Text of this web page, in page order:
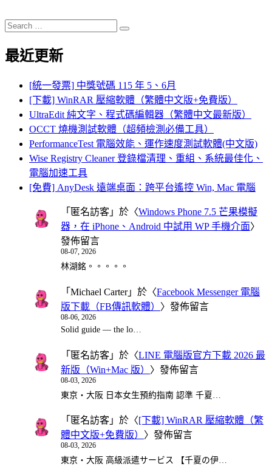
Search
for:
Search
最近更新
[統一發票] 中獎號碼 115 年 5、6月
[下載] WinRAR 壓縮軟體（繁體中文版+免費版）
UltraEdit 純文字、程式碼編輯器（繁體中文最新版）
OCCT 燒機測試軟體（超頻檢測必備工具）
PerformanceTest 電腦效能、運作速度測試軟體(中文版)
Wise Registry Cleaner 登錄檔清理、重組、系統最佳化、
電腦加速工具
[免費] AnyDesk 遠端桌面：跨平台遙控 Win, Mac 電腦
「 匿名訪客 」於〈Windows Phone 7.5 芒果模擬
器，在 iPhone、Android 中試用 WP 手機介面〉
發佈留言
08-07, 2026
林湖銘。。。。。
「 Michael Carter」於〈Facebook Messenger 電腦
版下載（FB傳訊軟體） 〉發佈留言
08-06, 2026
Solid guide — the lo…
「 匿名訪客 」於〈LINE 電腦版官方下載 2026 最
新版（Win+Mac 版） 〉發佈留言
08-03, 2026
東京・大阪 日本女生預約指南 認準 千夏…
「 匿名訪客 」於〈[下載] WinRAR 壓縮軟體（繁
體中文版+免費版） 〉發佈留言
08-03, 2026
東京・大阪 高級派遣サービス 【千夏の伊…